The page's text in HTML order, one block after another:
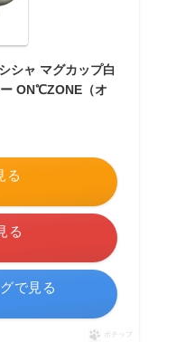
シャ マグカップ白
ON℃ZONE（オ
る
る
で見る
ポチップ